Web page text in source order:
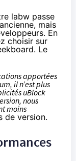
labw passe
mais
En
choisir sur
Le
apportées
il n’est plus
uBlock
nous
moins
de version.